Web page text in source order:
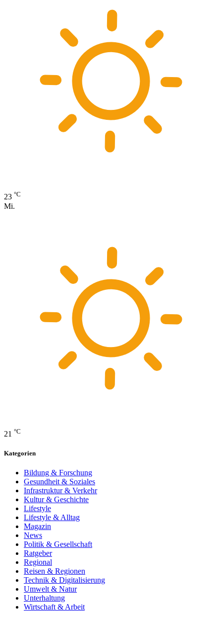
23 °C
Mi.
21 °C
Kategorien
Bildung & Forschung
Gesundheit & Soziales
Infrastruktur & Verkehr
Kultur & Geschichte
Lifestyle
Lifestyle & Alltag
Magazin
News
Politik & Gesellschaft
Ratgeber
Regional
Reisen & Regionen
Technik & Digitalisierung
Umwelt & Natur
Unterhaltung
Wirtschaft & Arbeit